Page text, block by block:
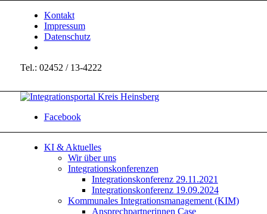
Kontakt
Impressum
Datenschutz
Tel.: 02452 / 13-4222
Facebook
KI & Aktuelles
Wir über uns
Integrationskonferenzen
Integrationskonferenz 29.11.2021
Integrationskonferenz 19.09.2024
Kommunales Integrationsmanagement (KIM)
Ansprechpartnerinnen Case